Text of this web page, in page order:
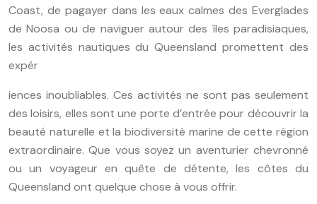
Coast, de pagayer dans les eaux calmes des Everglades
de Noosa ou de naviguer autour des îles paradisiaques,
les activités nautiques du Queensland promettent des
expér
iences inoubliables. Ces activités ne sont pas seulement
des loisirs, elles sont une porte d’entrée pour découvrir la
beauté naturelle et la biodiversité marine de cette région
extraordinaire. Que vous soyez un aventurier chevronné
ou un voyageur en quête de détente, les côtes du
Queensland ont quelque chose à vous offrir.